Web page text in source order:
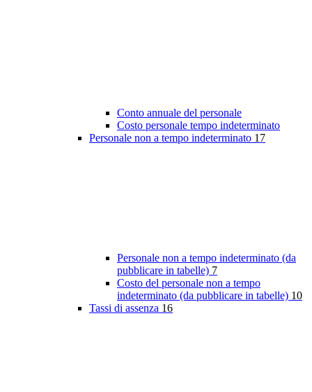
Conto annuale del personale
Costo personale tempo indeterminato
Personale non a tempo indeterminato 17
Personale non a tempo indeterminato (da
pubblicare in tabelle) 7
Costo del personale non a tempo
indeterminato (da pubblicare in tabelle) 10
Tassi di assenza 16